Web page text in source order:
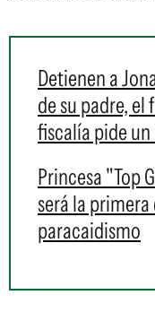
Detienen a
de su padre,
fiscalía pide
Princesa "Top
será la primera
paracaidismo